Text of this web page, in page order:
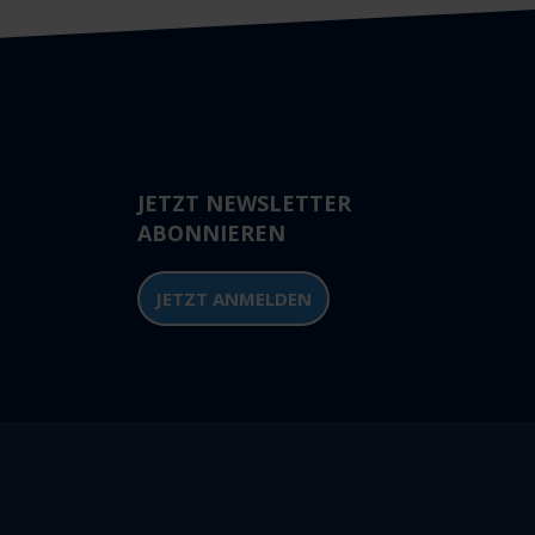
JETZT NEWSLETTER
ABONNIEREN
JETZT ANMELDEN